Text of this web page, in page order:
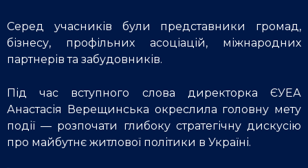
Серед учасників були представники громад,
бізнесу, профільних асоціацій, міжнародних
партнерів та забудовників.
Під час вступного слова директорка ЄУЕА
Анастасія Верещинська окреслила головну мету
події — розпочати глибоку стратегічну дискусію
про майбутнє житлової політики в Україні.